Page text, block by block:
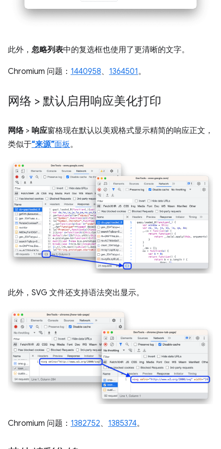
此外， 忽略列表中的复选框也使用了更清晰的文字。
Chromium 问题： 1440958、 1364501。
网络 > 默认启用响应美化打印
网络> 响应窗格现在默认以美观格式显示精简的响应正文，
类似于“来源”面板。
此外，SVG 文件还支持语法突出显示。
Chromium 问题： 1382752、 1385374。